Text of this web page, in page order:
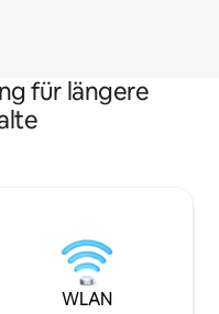
für längere
WLAN